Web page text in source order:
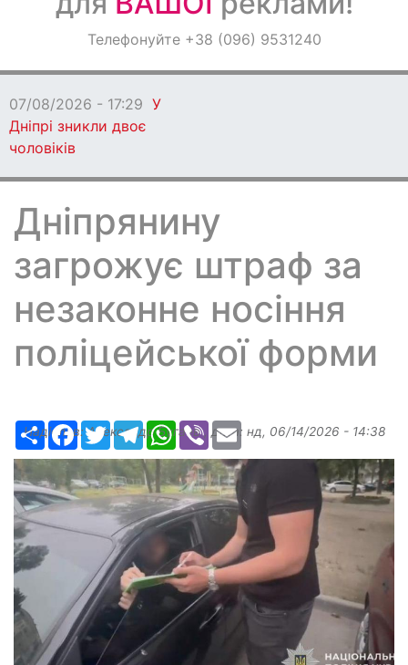
ОголошенняТелефонуйте +38 (096) 9531240
07/08/2026 - 17:29 У
Дніпрі зникли двоє
чоловіків
Дніпрянину
загрожує штраф за
незаконне носіння
поліцейської форми
РесурсFacebook
TwitterTelegramWhatsApp
ViberEmail
Надіслав:Александр Бугаев, дата: нд, 06/14/2026 - 14:38